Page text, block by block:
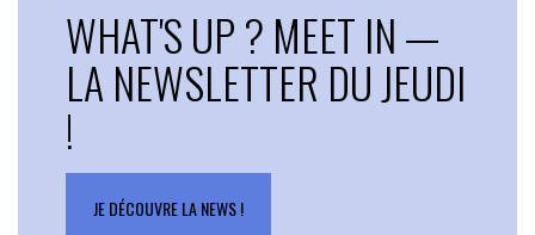
WHAT'S UP ? MEET IN —
LA NEWSLETTER DU JEUDI
!
JE DÉCOUVRE LA NEWS !